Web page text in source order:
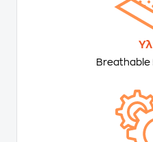
Breathable